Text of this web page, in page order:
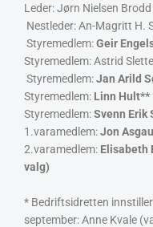
Leder: Jørn Nielsen
Nestleder: An-Magritt H.
Styremedlem:Geir
Styremedlem: Astrid
Styremedlem:Jan Arild
Styremedlem: Linn
Styremedlem:Svenn Erik
1.varamedlem:Jon
2.varamedlem: Elisabeth
valg)
* Bedriftsidretten
september: Anne Kvale